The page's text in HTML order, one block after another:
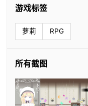
游戏标签
萝莉 RPG
所有截图